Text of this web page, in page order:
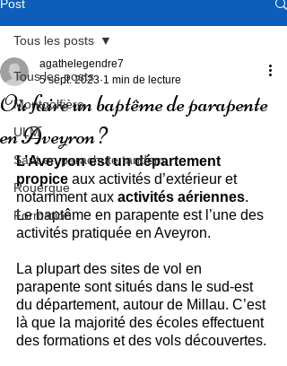
Post
Tous les posts
Montgolfière
ULM
Saut en parachute tandem
Rouergue
Formation
Tous les posts
Où faire un baptême de parapente
en Aveyron ?
agathelegendre7
5 sept. 2023 1 min de lecture
L’Aveyron est un département
propice aux activités d’extérieur et
notamment aux activités aériennes.
Le baptême en parapente est l’une des
activités pratiquée en Aveyron.
La plupart des sites de vol en
parapente sont situés dans le sud-est
du département, autour de Millau. C’est
là que la majorité des écoles effectuent
des formations et des vols découvertes.